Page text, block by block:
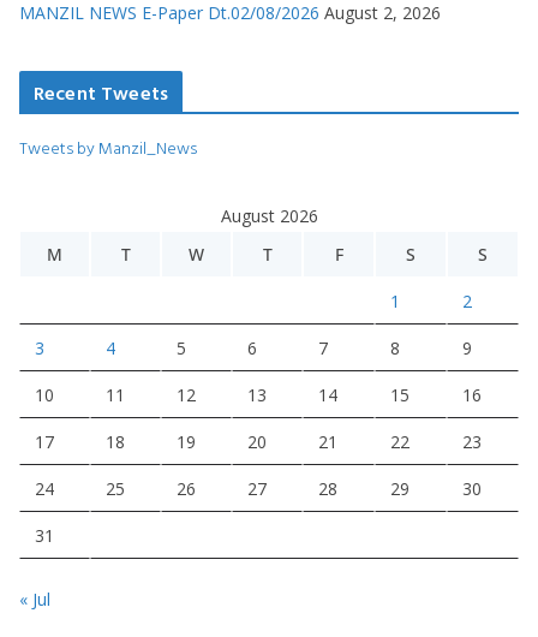
MANZIL NEWS E-Paper Dt.02/08/2026 August 2, 2026
Recent Tweets
Tweets by Manzil_News
August 2026
M
T W T F S S
1 2
3 4 5 6 7 8 9
10 11 12 13 14 15 16
17 18 19 20 21 22 23
24 25 26 27 28 29 30
31
« Jul